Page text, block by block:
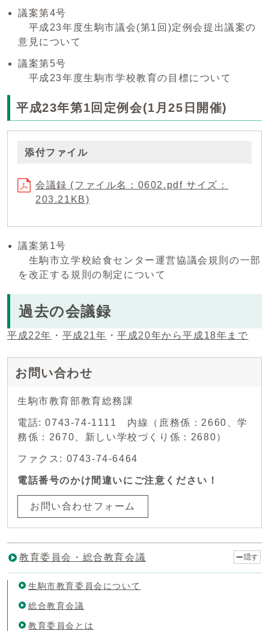
議案第4号
平成23年度生駒市議会(第1回)定例会提出議案の
意見について
議案第5号
平成23年度生駒市学校教育の目標について
平成23年第1回定例会(1月25日開催)
添付ファイル
会議録 (ファイル名：0602.pdf サイズ：
203.21KB)
議案第1号
生駒市立学校給食センター運営協議会規則の一部
を改正する規則の制定について
過去の会議録
平成22年 ・ 平成21年 ・平成20年から平成18年まで
お問い合わせ
生駒市教育部教育総務課
電話: 0743-74-1111 内線（庶務係：2660、学
務係：2670、新しい学校づくり係：2680）
ファクス: 0743-74-6464
電話番号のかけ間違いにご注意ください！
お問い合わせフォーム
教育委員会・総合教育会議 隠す
生駒市教育委員会について
総合教育会議
教育委員会とは